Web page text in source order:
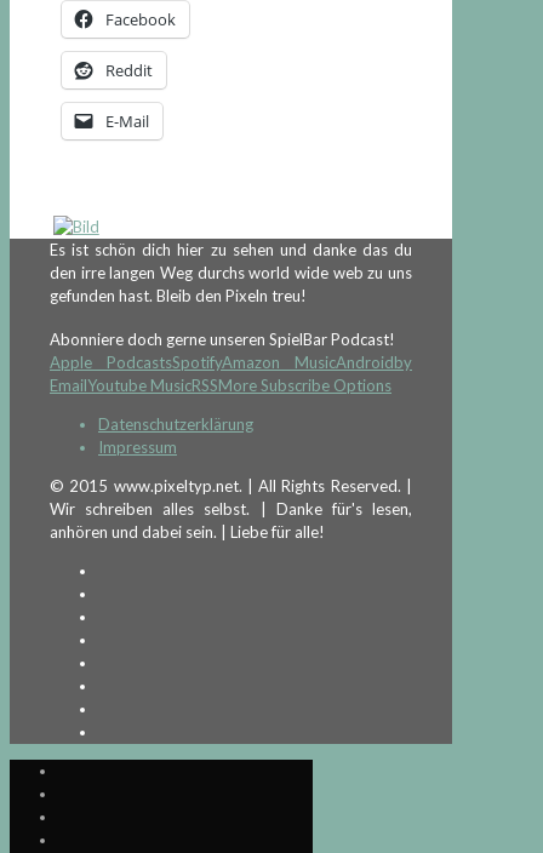
Facebook
Reddit
E-Mail
Es ist schön dich hier zu sehen und danke das du
den irre langen Weg durchs world wide web zu uns
gefunden hast. Bleib den Pixeln treu!
Abonniere doch gerne unseren SpielBar Podcast!
Apple PodcastsSpotifyAmazon MusicAndroidby
EmailYoutube MusicRSSMore Subscribe Options
Datenschutzerklärung
Impressum
© 2015 www.pixeltyp.net. | All Rights Reserved. |
Wir schreiben alles selbst. | Danke für's lesen,
anhören und dabei sein. | Liebe für alle!